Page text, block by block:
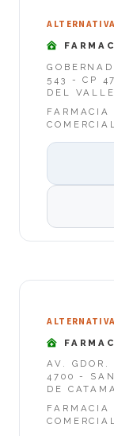
543 - CP
DEL
FARMACIA
COMERCIAL
AV.
4700 -
DE
FARMACIA